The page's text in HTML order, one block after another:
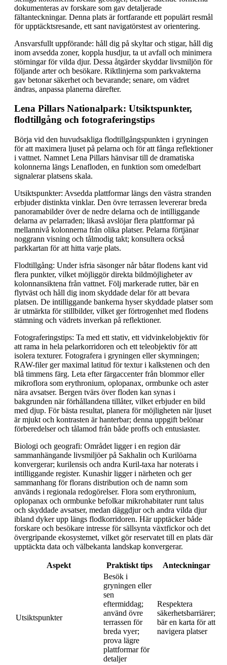
dokumenteras av forskare som gav detaljerade
fältanteckningar. Denna plats är fortfarande ett populärt resmål
för upptäcktsresande, ett sant navigatörstest av orientering.
Ansvarsfullt uppförande: håll dig på skyltar och stigar, håll dig
inom avsedda zoner, koppla husdjur, ta ut avfall och minimera
störningar för vilda djur. Dessa åtgärder skyddar livsmiljön för
följande arter och besökare. Riktlinjerna som parkvakterna
gav betonar säkerhet och bevarande; senare, om vädret
ändras, anpassa planerna därefter.
Lena Pillars Nationalpark: Utsiktspunkter,
flodtillgång och fotograferingstips
Börja vid den huvudsakliga flodtillgångspunkten i gryningen
för att maximera ljuset på pelarna och för att fånga reflektioner
i vattnet. Namnet Lena Pillars hänvisar till de dramatiska
kolonnerna längs Lenafloden, en funktion som omedelbart
signalerar platsens skala.
Utsiktspunkter: Avsedda plattformar längs den västra stranden
erbjuder distinkta vinklar. Den övre terrassen levererar breda
panoramabilder över de nedre delarna och de intilliggande
delarna av pelarraden; likaså avslöjar flera plattformar på
mellannivå kolonnerna från olika platser. Pelarna förtjänar
noggrann visning och tålmodig takt; konsultera också
parkkartan för att hitta varje plats.
Flodtillgång: Under isfria säsonger når båtar flodens kant vid
flera punkter, vilket möjliggör direkta bildmöjligheter av
kolonnansiktena från vattnet. Följ markerade rutter, bär en
flytväst och håll dig inom skyddade delar för att bevara
platsen. De intilliggande bankerna hyser skyddade platser som
är utmärkta för stillbilder, vilket ger förtrogenhet med flodens
stämning och vädrets inverkan på reflektioner.
Fotograferingstips: Ta med ett stativ, ett vidvinkelobjektiv för
att rama in hela pelarkorridoren och ett teleobjektiv för att
isolera texturer. Fotografera i gryningen eller skymningen;
RAW-filer ger maximal latitud för textur i kalkstenen och den
blå timmens färg. Leta efter färgaccenter från blommor eller
mikroflora som erythronium, oplopanax, ormbunke och aster
nära avsatser. Bergen tvärs över floden kan synas i
bakgrunden när förhållandena tillåter, vilket erbjuder en bild
med djup. För bästa resultat, planera för möjligheten när ljuset
är mjukt och kontrasten är hanterbar; denna uppgift belönar
förberedelser och tålamod från både proffs och entusiaster.
Biologi och geografi: Området ligger i en region där
sammanhängande livsmiljöer på Sakhalin och Kurilöarna
konvergerar; kurilensis och andra Kuril-taxa har noterats i
intilliggande register. Kunashir ligger i närheten och ger
sammanhang för florans distribution och de namn som
används i regionala redogörelser. Flora som erythronium,
oplopanax och ormbunke befolkar mikrohabitater runt talus
och skyddade avsatser, medan däggdjur och andra vilda djur
ibland dyker upp längs flodkorridoren. Här upptäcker både
forskare och besökare intresse för sällsynta växtfickor och det
övergripande ekosystemet, vilket gör reservatet till en plats där
upptäckta data och välbekanta landskap konvergerar.
Aspekt Praktiskt tips Anteckningar
Utsiktspunkter
Besök i
gryningen eller
sen
eftermiddag;
använd övre
terrassen för
breda vyer;
prova lägre
plattformar för
detaljer
Respektera
säkerhetsbarriärer;
bär en karta för att
navigera platser